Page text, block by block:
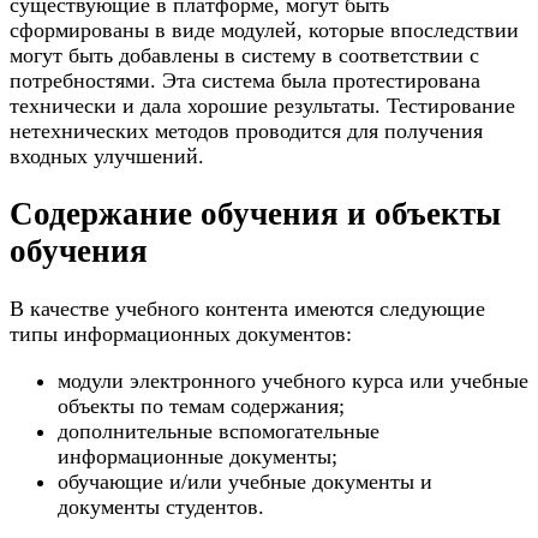
сформированы в виде модулей, которые впоследствии
могут быть добавлены в систему в соответствии с
потребностями. Эта система была протестирована
технически и дала хорошие результаты. Тестирование
нетехнических методов проводится для получения
входных улучшений.
Содержание обучения и объекты
обучения
В качестве учебного контента имеются следующие
типы информационных документов:
модули электронного учебного курса или учебные
объекты по темам содержания;
дополнительные вспомогательные
информационные документы;
обучающие и/или учебные документы и
документы студентов.